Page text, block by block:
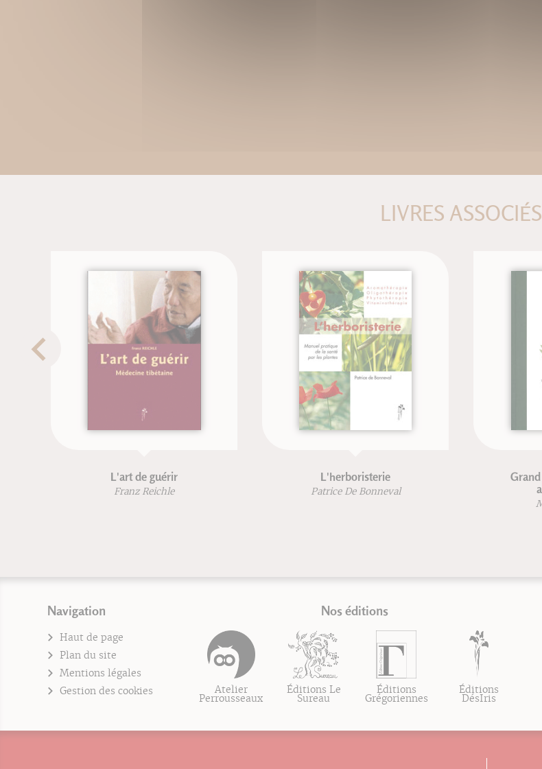
LIVRES ASSOCIÉS
Patrice De Bonneval
Grand traité des herbes
Navigation
Haut de page
Plan du site
Mentions légales
Gestion des cookies
Nos éditions
Atelier
Perrousseaux
Éditions Le
Sureau
Éditions
Grégoriennes
Éditions
DésIris